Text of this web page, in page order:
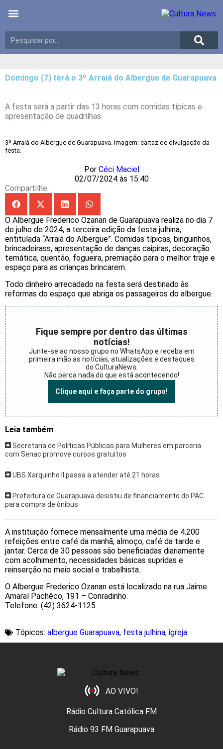
Domingo (7) terá o 3º Arraiá do Albergue de Guarapuava
A festa será a partir das 13 horas com comidas típicas e
apresentação de quadrilhas.
3º Arraiá do Albergue de Guarapuava. Imagem: cartaz de divulgação da
festa.
Por Céci Maciel
02/07/2024 às 15:40
Compartilhe:
O Albergue Frederico Ozanan de Guarapuava realiza no dia 7
de julho de 2024, a terceira edição da festa julhina,
entitulada “Arraiá do Albergue”. Comidas típicas, binguinhos,
brincadeirass, apresentação de danças caipiras, decoração
temática, quentão, fogueira, premiação para o melhor traje e
espaço para as crianças brincarem.
Todo dinheiro arrecadado na festa será destinado às
reformas do espaço que abriga os passageiros do albergue.
Fique sempre por dentro das últimas
notícias!
Junte-se ao nosso grupo no WhatsApp e receba em
primeira mão as notícias, atualizações e destaques
do CulturaNews.
Não perca nada do que está acontecendo!
Clique aqui e faça parte do grupo!
Leia também
Secretaria de Políticas Públicas para Mulheres em parceria
com Senac promove cursos gratuitos
UBS Xarquinho II passa a atender até 21 horas
Prefeitura de Guarapuava desistiu de financiamento do PAC
para compra de ônibus
A instituição fornece mensalmente uma média de 4.200
refeições entre café da manhã, almoço, café da tarde e
jantar. Cerca de 30 pessoas são beneficiadas diariamente
com acolhimento, necessidades básicas supridas e
reinserção no meio social e trabalhista.
O Albergue Frederico Ozanan está localizado na rua Jaime
Amaral Pachêco, 191 – Conradinho.
Telefone: (42) 3624-1125
Tópicos: albergue Guarapuava, festa julhina, igreja
AO VIVO!
Rádio Cultura Católica FM
Rádio 93 FM Guarapuava